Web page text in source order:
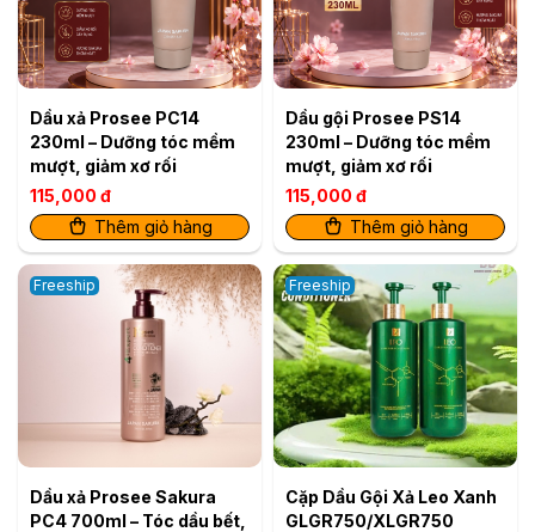
Dầu xả Prosee PC14
230ml – Dưỡng tóc mềm
mượt, giảm xơ rối
115,000 đ
Thêm giỏ hàng
Dầu gội Prosee PS14
230ml – Dưỡng tóc mềm
mượt, giảm xơ rối
115,000 đ
Thêm giỏ hàng
Freeship
Dầu xả Prosee Sakura
PC4 700ml – Tóc dầu bết,
Freeship
Cặp Dầu Gội Xả Leo Xanh
GLGR750/XLGR750